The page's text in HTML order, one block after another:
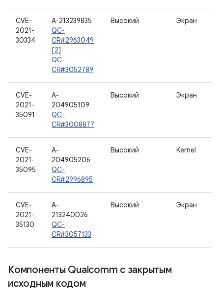
CVE-
2021-
30334
A-213239835
QC-
CR#2963049
[2]
QC-
CR#3052789
Высокий Экран
CVE-
2021-
35091
A-
204905109
QC-
CR#3008877
Высокий Экран
CVE-
2021-
35095
A-
204905206
QC-
CR#2996895
Высокий Kernel
CVE-
2021-
35130
A-
213240026
QC-
CR#3057133
Высокий Экран
Компоненты Qualcomm с закрытым
исходным кодом